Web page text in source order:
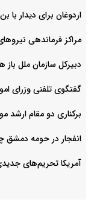
اردوغان برای دیدار
مراکز فرماندهی
دبیرکل سازمان ملل
گفتگوی تلفنی وزرای
برکناری دو مقام ارشد
انفجار در حومه
آمریکا تحریم‌های